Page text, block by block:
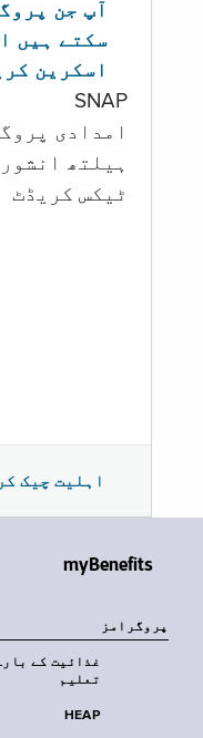
آپ جن
سکتے ہیں
اسکرین
SNAP
امدادی
‏ہیلتھ
ٹیکس کریڈٹ
اہلیت چیک
myBenefits
پروگرامز
غذائیت کے
تعلیم
HEAP